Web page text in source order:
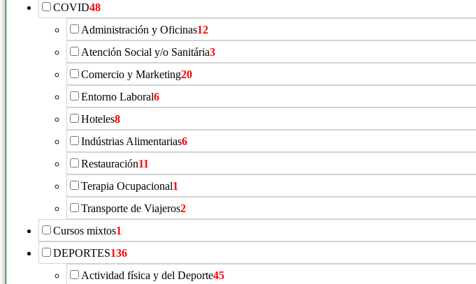
COVID48
Administración y Oficinas12
Atención Social y/o Sanitária3
Comercio y Marketing20
Entorno Laboral6
Hoteles8
Indústrias Alimentarias6
Restauración11
Terapia Ocupacional1
Transporte de Viajeros2
Cursos mixtos1
DEPORTES136
Actividad física y del Deporte45